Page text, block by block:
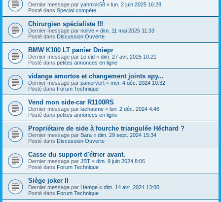
Dernier message par yannick58 « lun. 2 juin 2025 16:28
Posté dans Special compéte
Chirurgien spécialiste !!!
Dernier message par nolive « dim. 11 mai 2025 11:33
Posté dans Discussion Ouverte
BMW K100 LT panier Dniepr
Dernier message par Le cid « dim. 27 avr. 2025 10:21
Posté dans petites annonces en ligne
vidange amortos et changement joints spy...
Dernier message par paniervert « mer. 4 déc. 2024 10:32
Posté dans Forum Technique
Vend mon side-car R1100RS
Dernier message par lachaume « lun. 2 déc. 2024 4:46
Posté dans petites annonces en ligne
Propriétaire de side à fourche triangulée Héchard ?
Dernier message par Bara « dim. 29 sept. 2024 15:34
Posté dans Discussion Ouverte
Casse du support d'étrier avant.
Dernier message par JBT « dim. 9 juin 2024 8:06
Posté dans Forum Technique
Siège joker II
Dernier message par Hemge « dim. 14 avr. 2024 13:00
Posté dans Forum Technique